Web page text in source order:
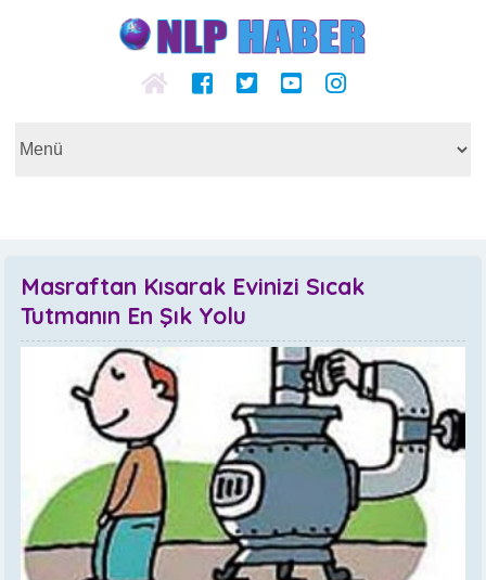
Masraftan Kısarak Evinizi Sıcak
Tutmanın En Şık Yolu